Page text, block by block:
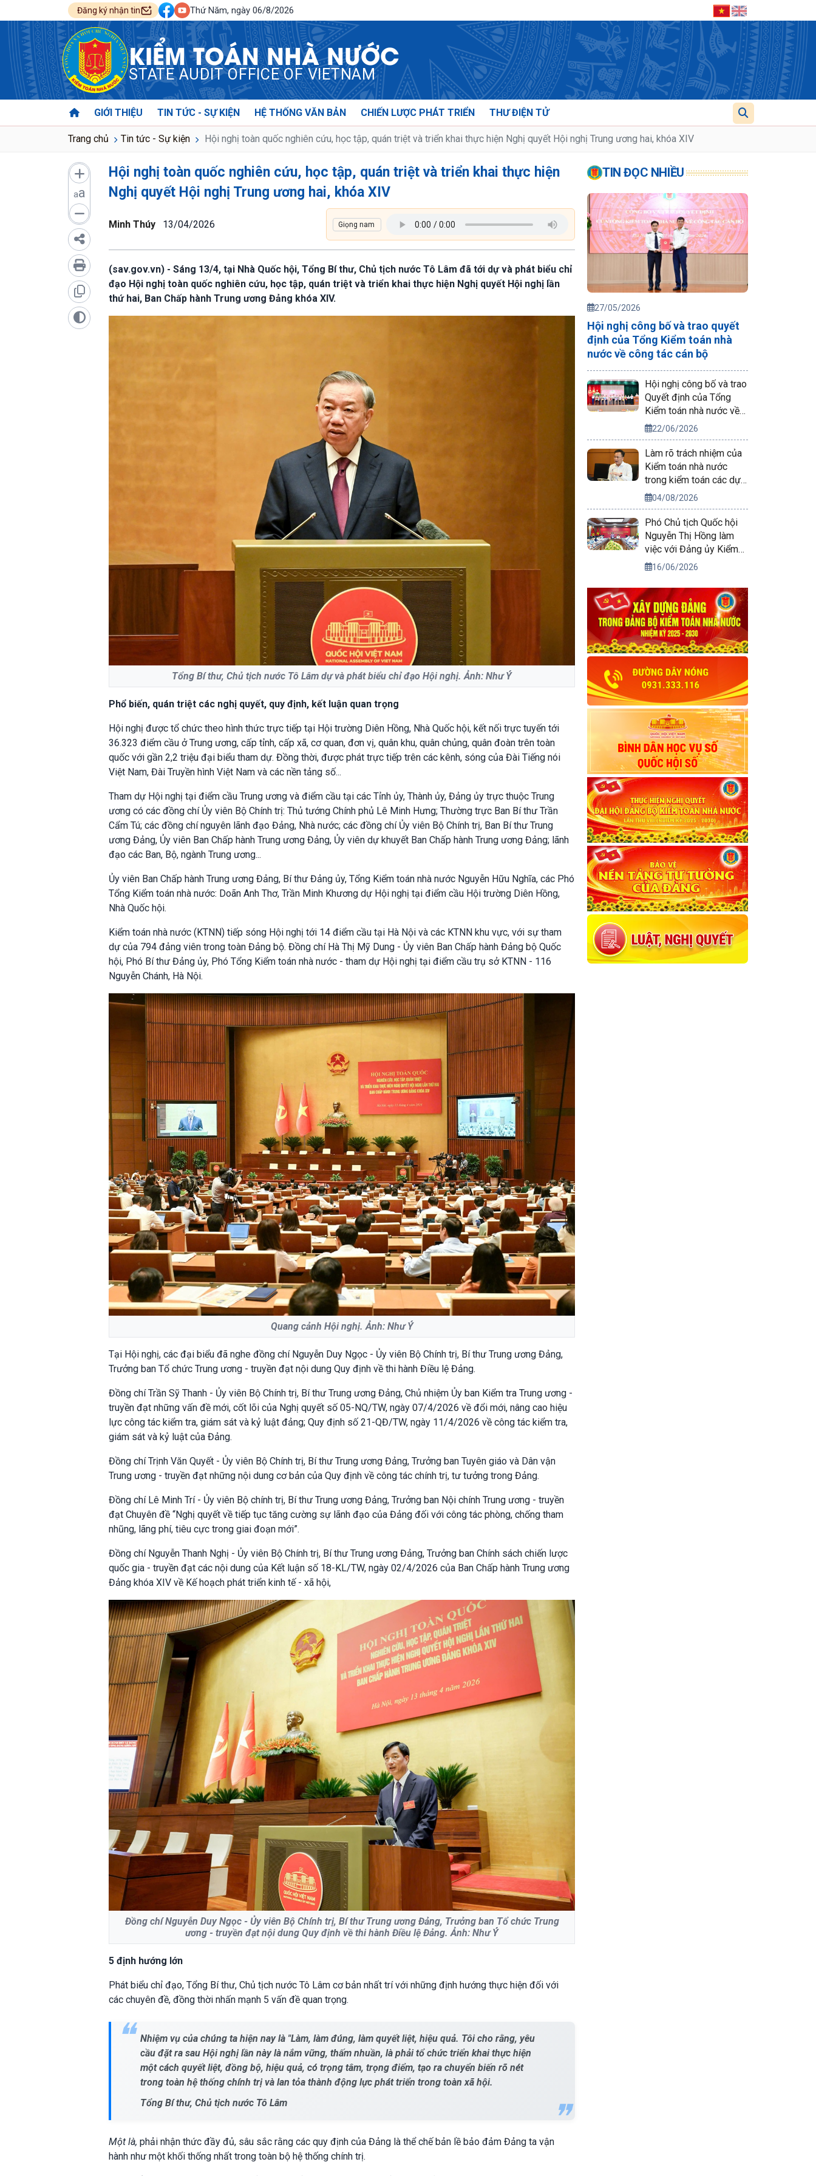
Đăng ký nhận tin Thứ Năm, ngày 06/8/2026
KIỂM TOÁN NHÀ NƯỚC
STATE AUDIT OFFICE OF VIETNAM
GIỚI THIỆU TIN TỨC - SỰ KIỆN HỆ THỐNG VĂN BẢN CHIẾN LƯỢC PHÁT TRIỂN THƯ ĐIỆN TỬ
Trang chủ Tin tức - Sự kiện Hội nghị toàn quốc nghiên cứu, học tập, quán triệt và triển khai thực hiện Nghị quyết Hội nghị Trung ương hai, khóa XIV
aa
Hội nghị toàn quốc nghiên cứu, học tập, quán triệt và triển khai thực hiện
Nghị quyết Hội nghị Trung ương hai, khóa XIV
Minh Thúy 13/04/2026
(sav.gov.vn) - Sáng 13/4, tại Nhà Quốc hội, Tổng Bí thư, Chủ tịch nước Tô Lâm đã tới dự và phát biểu chỉ
đạo Hội nghị toàn quốc nghiên cứu, học tập, quán triệt và triển khai thực hiện Nghị quyết Hội nghị lần
thứ hai, Ban Chấp hành Trung ương Đảng khóa XIV.
Tổng Bí thư, Chủ tịch nước Tô Lâm dự và phát biểu chỉ đạo Hội nghị. Ảnh: Như Ý
Phổ biến, quán triệt các nghị quyết, quy định, kết luận quan trọng
Hội nghị được tổ chức theo hình thức trực tiếp tại Hội trường Diên Hồng, Nhà Quốc hội, kết nối trực tuyến tới
36.323 điểm cầu ở Trung ương, cấp tỉnh, cấp xã, cơ quan, đơn vị, quân khu, quân chủng, quân đoàn trên toàn
quốc với gần 2,2 triệu đại biểu tham dự. Đồng thời, được phát trực tiếp trên các kênh, sóng của Đài Tiếng nói
Việt Nam, Đài Truyền hình Việt Nam và các nền tảng số...
Tham dự Hội nghị tại điểm cầu Trung ương và điểm cầu tại các Tỉnh ủy, Thành ủy, Đảng ủy trực thuộc Trung
ương có các đồng chí Ủy viên Bộ Chính trị: Thủ tướng Chính phủ Lê Minh Hưng; Thường trực Ban Bí thư Trần
Cẩm Tú; các đồng chí nguyên lãnh đạo Đảng, Nhà nước; các đồng chí Ủy viên Bộ Chính trị, Ban Bí thư Trung
ương Đảng, Ủy viên Ban Chấp hành Trung ương Đảng, Ủy viên dự khuyết Ban Chấp hành Trung ương Đảng; lãnh
đạo các Ban, Bộ, ngành Trung ương...
Ủy viên Ban Chấp hành Trung ương Đảng, Bí thư Đảng ủy, Tổng Kiểm toán nhà nước Nguyễn Hữu Nghĩa, các Phó
Tổng Kiểm toán nhà nước: Doãn Anh Thơ, Trần Minh Khương dự Hội nghị tại điểm cầu Hội trường Diên Hồng,
Nhà Quốc hội.
Kiểm toán nhà nước (KTNN) tiếp sóng Hội nghị tới 14 điểm cầu tại Hà Nội và các KTNN khu vực, với sự tham
dự của 794 đảng viên trong toàn Đảng bộ. Đồng chí Hà Thị Mỹ Dung - Ủy viên Ban Chấp hành Đảng bộ Quốc
hội, Phó Bí thư Đảng ủy, Phó Tổng Kiểm toán nhà nước - tham dự Hội nghị tại điểm cầu trụ sở KTNN - 116
Nguyễn Chánh, Hà Nội.
Quang cảnh Hội nghị. Ảnh: Như Ý
Tại Hội nghị, các đại biểu đã nghe đồng chí Nguyễn Duy Ngọc - Ủy viên Bộ Chính trị, Bí thư Trung ương Đảng,
Trưởng ban Tổ chức Trung ương - truyền đạt nội dung Quy định về thi hành Điều lệ Đảng.
Đồng chí Trần Sỹ Thanh - Ủy viên Bộ Chính trị, Bí thư Trung ương Đảng, Chủ nhiệm Ủy ban Kiểm tra Trung ương -
truyền đạt những vấn đề mới, cốt lõi của Nghị quyết số 05-NQ/TW, ngày 07/4/2026 về đổi mới, nâng cao hiệu
lực công tác kiểm tra, giám sát và kỷ luật đảng; Quy định số 21-QĐ/TW, ngày 11/4/2026 về công tác kiểm tra,
giám sát và kỷ luật của Đảng.
Đồng chí Trịnh Văn Quyết - Ủy viên Bộ Chính trị, Bí thư Trung ương Đảng, Trưởng ban Tuyên giáo và Dân vận
Trung ương - truyền đạt những nội dung cơ bản của Quy định về công tác chính trị, tư tưởng trong Đảng.
Đồng chí Lê Minh Trí - Ủy viên Bộ chính trị, Bí thư Trung ương Đảng, Trưởng ban Nội chính Trung ương - truyền
đạt Chuyên đề “Nghị quyết về tiếp tục tăng cường sự lãnh đạo của Đảng đối với công tác phòng, chống tham
nhũng, lãng phí, tiêu cực trong giai đoạn mới”.
Đồng chí Nguyễn Thanh Nghị - Ủy viên Bộ Chính trị, Bí thư Trung ương Đảng, Trưởng ban Chính sách chiến lược
quốc gia - truyền đạt các nội dung của Kết luận số 18-KL/TW, ngày 02/4/2026 của Ban Chấp hành Trung ương
Đảng khóa XIV về Kế hoạch phát triển kinh tế - xã hội,
Đồng chí Nguyễn Duy Ngọc - Ủy viên Bộ Chính trị, Bí thư Trung ương Đảng, Trưởng ban Tổ chức Trung
ương - truyền đạt nội dung Quy định về thi hành Điều lệ Đảng. Ảnh: Như Ý
5 định hướng lớn
Phát biểu chỉ đạo, Tổng Bí thư, Chủ tịch nước Tô Lâm cơ bản nhất trí với những định hướng thực hiện đối với
các chuyên đề, đồng thời nhấn mạnh 5 vấn đề quan trọng.
Nhiệm vụ của chúng ta hiện nay là "Làm, làm đúng, làm quyết liệt, hiệu quả. Tôi cho rằng, yêu
cầu đặt ra sau Hội nghị lần này là nắm vững, thấm nhuần, là phải tổ chức triển khai thực hiện
một cách quyết liệt, đồng bộ, hiệu quả, có trọng tâm, trọng điểm, tạo ra chuyển biến rõ nét
trong toàn hệ thống chính trị và lan tỏa thành động lực phát triển trong toàn xã hội.
Tổng Bí thư, Chủ tịch nước Tô Lâm
Một là, phải nhận thức đầy đủ, sâu sắc rằng các quy định của Đảng là thể chế bản lề bảo đảm Đảng ta vận
hành như một khối thống nhất trong toàn bộ hệ thống chính trị.
TIN ĐỌC NHIỀU
27/05/2026
Hội nghị công bố và trao quyết
định của Tổng Kiểm toán nhà
nước về công tác cán bộ
Hội nghị công bố và trao
Quyết định của Tổng
Kiểm toán nhà nước về
công tác cán bộ
22/06/2026
Làm rõ trách nhiệm của
Kiểm toán nhà nước
trong kiểm toán các dự
án phục vụ APEC 2027
04/08/2026
Phó Chủ tịch Quốc hội
Nguyễn Thị Hồng làm
việc với Đảng ủy Kiểm
toán nhà nước
16/06/2026